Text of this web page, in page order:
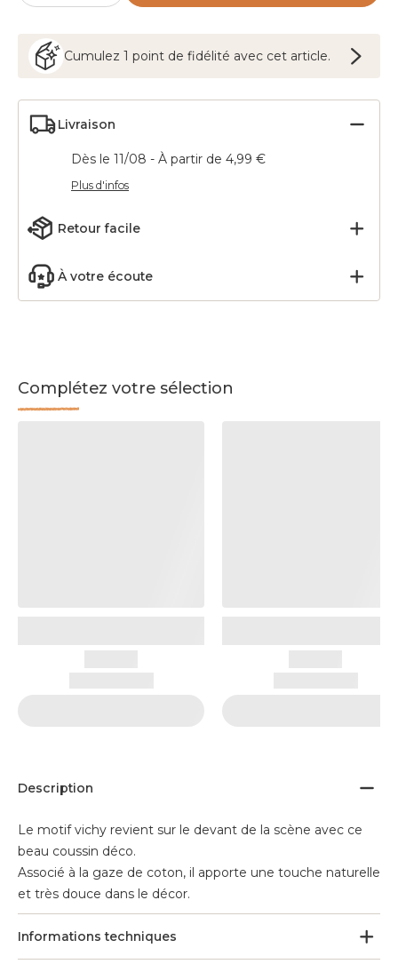
Cumulez 1 point de fidélité avec cet article.
Livraison
Dès le 11/08 - À partir de 4,99 €
Plus d'infos
Retour facile
À votre écoute
Complétez votre sélection
Description
Le motif vichy revient sur le devant de la scène avec ce
beau coussin déco.
Associé à la gaze de coton, il apporte une touche naturelle
et très douce dans le décor.
Informations techniques